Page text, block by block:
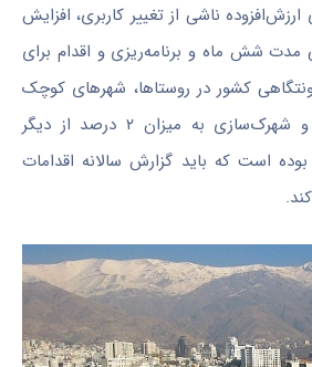
ارزش‌افزوده ناشی از تغییر کاربری، افزایش
شش ماه و برنامه‌ریزی و اقدام برای
کشور در روستاها، شهرهای کوچک
و میانی، مناطق مرزی و شهرک‌سازی به میزان ۲ درصد از دیگر
است که باید گزارش سالانه اقدامات